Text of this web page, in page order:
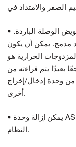
• تحتوي المدخلات المزدوجة الحرارية على تعويض الوصلة الباردة.
مدمج. يمكن أن يكون
الحرارية هو
بعيدًا يتم قراءته من
من وحدة إدخال/إخراج
أخرى.
• يمكن إزالة وحدة ASI23 أو تركيبها دون إيقاف تشغيل الطاقة عن
النظام.